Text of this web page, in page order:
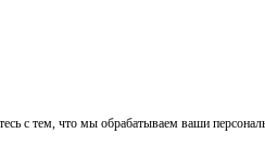
с тем, что мы обрабатываем ваши